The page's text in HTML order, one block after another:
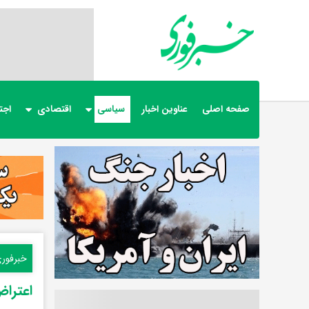
صفحه اصلی عناوین اخبار سیاسی اقتصادی